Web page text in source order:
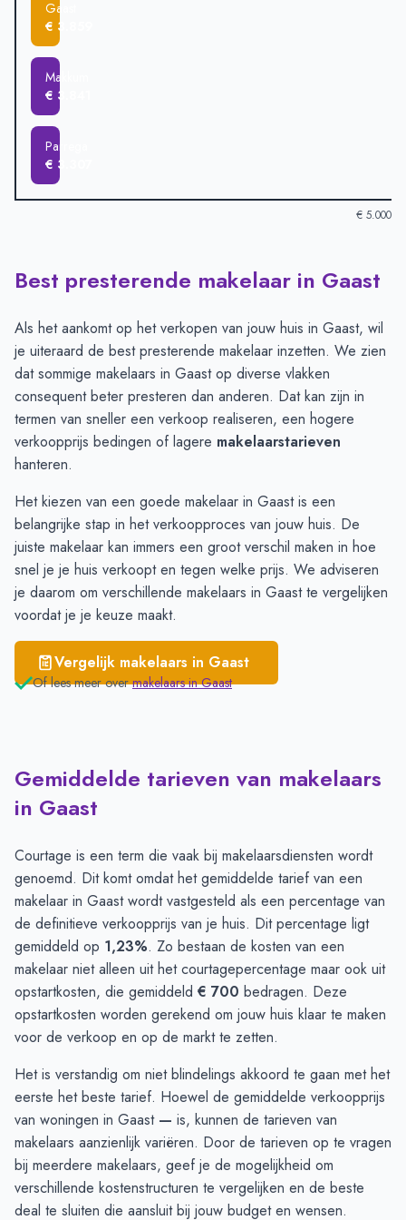
Gaast
€ 3.859
Makkum
€ 3.841
Parrega
€ 3.307
€ 5.000
Verkoopprijzen in andere plaatsen per m2-Afgelopen 3
Plaats
Workum
€ 4.236
Gaast
€ 3.859
Makkum
€ 3.841
Parrega
€ 3.307
Best presterende makelaar in Gaast
Als het aankomt op het verkopen van jouw huis in Gaast, wil
je uiteraard de best presterende makelaar inzetten. We zien
dat sommige makelaars in Gaast op diverse vlakken
consequent beter presteren dan anderen. Dat kan zijn in
termen van sneller een verkoop realiseren, een hogere
verkoopprijs bedingen of lagere makelaarstarieven
hanteren.
Het kiezen van een goede makelaar in Gaast is een
belangrijke stap in het verkoopproces van jouw huis. De
juiste makelaar kan immers een groot verschil maken in hoe
snel je je huis verkoopt en tegen welke prijs. We adviseren
je daarom om verschillende makelaars in Gaast te vergelijken
voordat je je keuze maakt.
Vergelijk makelaars in Gaast
Of lees meer over makelaars inGaast
Gemiddelde tarieven van makelaars
in Gaast
Courtage is een term die vaak bij makelaarsdiensten wordt
genoemd. Dit komt omdat het gemiddelde tarief van een
makelaar in Gaast wordt vastgesteld als een percentage van
de definitieve verkoopprijs van je huis. Dit percentage ligt
gemiddeld op 1,23%. Zo bestaan de kosten van een
makelaar niet alleen uit het courtagepercentage maar ook uit
opstartkosten, die gemiddeld € 700 bedragen. Deze
opstartkosten worden gerekend om jouw huis klaar te maken
voor de verkoop en op de markt te zetten.
Het is verstandig om niet blindelings akkoord te gaan met het
eerste het beste tarief. Hoewel de gemiddelde verkoopprijs
van woningen in Gaast — is, kunnen de tarieven van
makelaars aanzienlijk variëren. Door de tarieven op te vragen
bij meerdere makelaars, geef je de mogelijkheid om
verschillende kostenstructuren te vergelijken en de beste
deal te sluiten die aansluit bij jouw budget en wensen.